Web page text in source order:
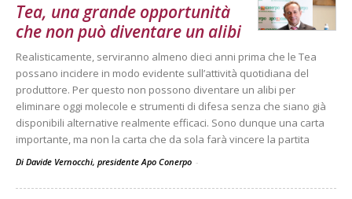
Tea, una grande opportunità
che non può diventare un alibi
Realisticamente, serviranno almeno dieci anni prima che le Tea
possano incidere in modo evidente sull’attività quotidiana del
produttore. Per questo non possono diventare un alibi per
eliminare oggi molecole e strumenti di difesa senza che siano già
disponibili alternative realmente efficaci. Sono dunque una carta
importante, ma non la carta che da sola farà vincere la partita
Di Davide Vernocchi, presidente Apo Conerpo -